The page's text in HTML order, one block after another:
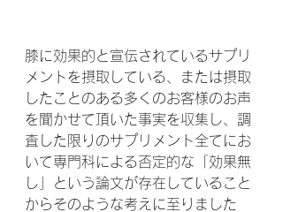
膝に効果的と宣伝されているサプリ
メントを摂取している、または摂取
したことのある多くのお客様のお声
を聞かせて頂いた事実を収集し、調
査した限りのサプリメント全てにお
いて専門科による否定的な「効果無
し」という論文が存在していること
からそのような考えに至りました